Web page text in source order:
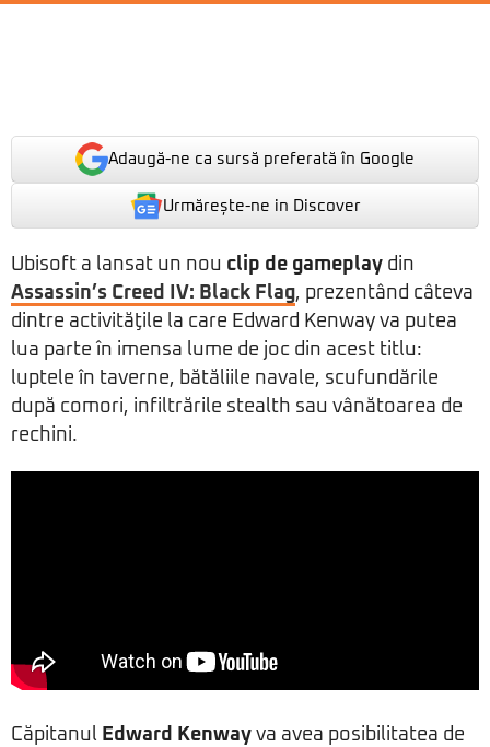
Adaugă-ne ca sursă preferată în Google
Urmărește-ne in Discover
Ubisoft a lansat un nou clip de gameplay din
Assassin’s Creed IV: Black Flag, prezentând câteva
dintre activităţile la care Edward Kenway va putea
lua parte în imensa lume de joc din acest titlu:
luptele în taverne, bătăliile navale, scufundările
după comori, infiltrările stealth sau vânătoarea de
rechini.
Căpitanul Edward Kenway va avea posibilitatea de